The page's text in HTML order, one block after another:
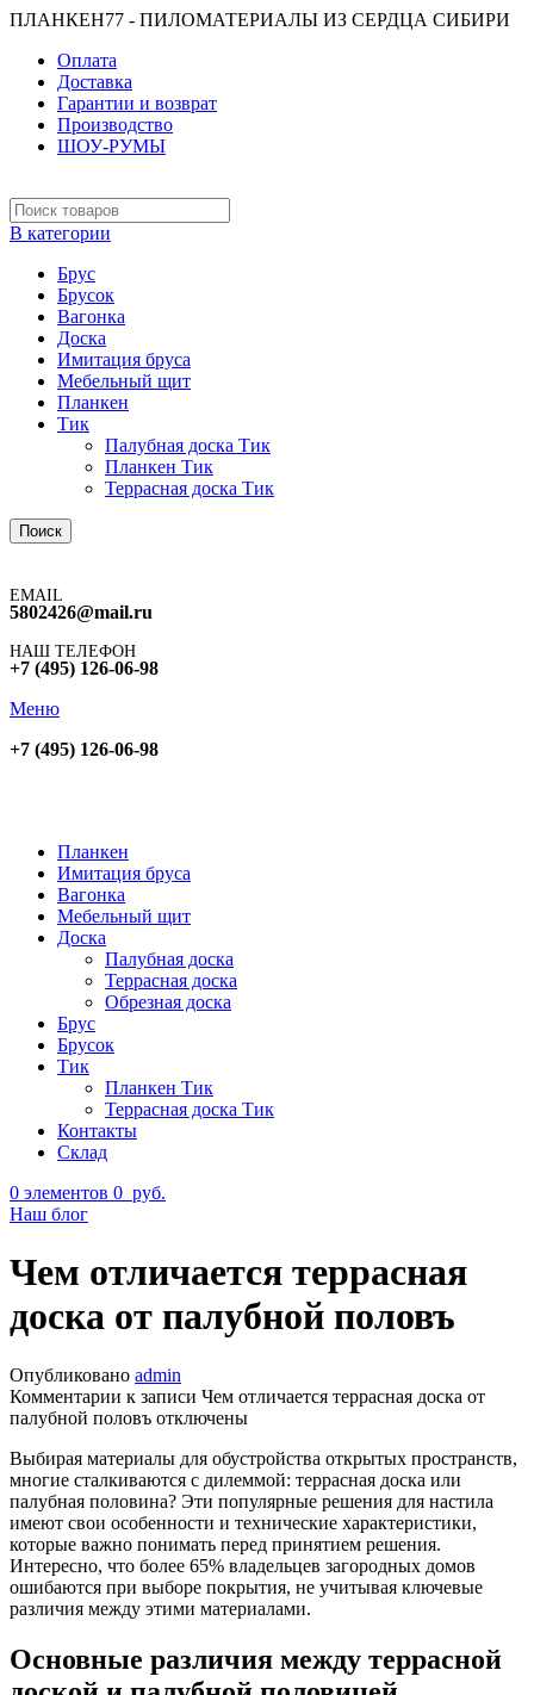
ПЛАНКЕН77 - ПИЛОМАТЕРИАЛЫ ИЗ СЕРДЦА СИБИРИ
Оплата
Доставка
Гарантии и возврат
Производство
ШОУ-РУМЫ
В категории
Брус
Брусок
Вагонка
Доска
Имитация бруса
Мебельный щит
Планкен
Тик
Палубная доска Тик
Планкен Тик
Террасная доска Тик
Поиск
EMAIL
5802426@mail.ru
НАШ ТЕЛЕФОН
+7 (495) 126-06-98
Меню
+7 (495) 126-06-98
Планкен
Имитация бруса
Вагонка
Мебельный щит
Доска
Палубная доска
Террасная доска
Обрезная доска
Брус
Брусок
Тик
Планкен Тик
Террасная доска Тик
Контакты
Склад
0 элементов 0 руб.
Наш блог
Чем отличается террасная
доска от палубной половъ
Опубликовано admin
Комментарии к записи Чем отличается террасная доска от
палубной половъ отключены
Выбирая материалы для обустройства открытых пространств,
многие сталкиваются с дилеммой: террасная доска или
палубная половина? Эти популярные решения для настила
имеют свои особенности и технические характеристики,
которые важно понимать перед принятием решения.
Интересно, что более 65% владельцев загородных домов
ошибаются при выборе покрытия, не учитывая ключевые
различия между этими материалами.
Основные различия между террасной